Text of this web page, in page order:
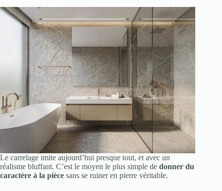
Le carrelage imite aujourd’hui presque tout, et avec un
réalisme bluffant. C’est le moyen le plus simple de donner du
caractère à la pièce sans se ruiner en pierre véritable.